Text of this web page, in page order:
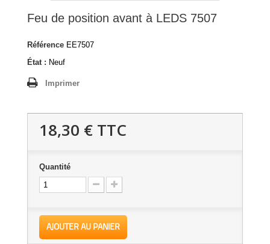
Feu de position avant à LEDS 7507
Référence EE7507
État : Neuf
Imprimer
18,30 € TTC
Quantité
AJOUTER AU PANIER